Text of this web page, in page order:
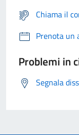
Chiama il
Prenota un
Problemi in
Segnala